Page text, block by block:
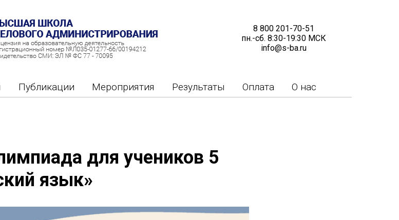
8 800 201-70-51
пн.-сб. 8:30-19:30 МСК
info@s-ba.ru
Публикации Мероприятия Результаты Оплата О нас
для учеников 5
язык»